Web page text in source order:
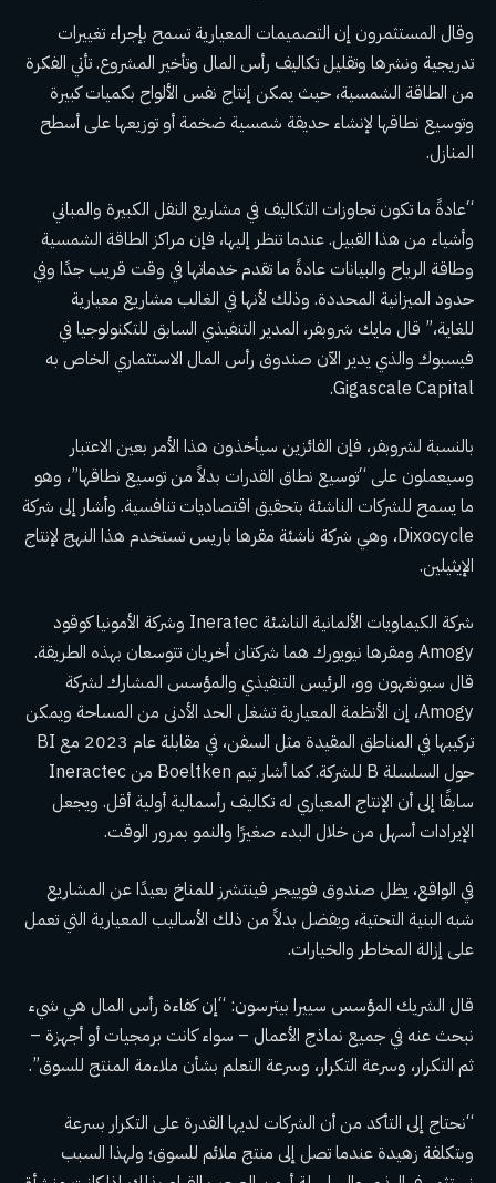
وقال المستثمرون إن التصميمات المعيارية تسمح بإجراء تغييرات
تدريجية ونشرها وتقليل تكاليف رأس المال وتأخير المشروع. تأتي الفكرة
من الطاقة الشمسية، حيث يمكن إنتاج نفس الألواح بكميات كبيرة
وتوسيع نطاقها لإنشاء حديقة شمسية ضخمة أو توزيعها على أسطح
المنازل.
“عادةً ما تكون تجاوزات التكاليف في مشاريع النقل الكبيرة والمباني
وأشياء من هذا القبيل. عندما تنظر إليها، فإن مراكز الطاقة الشمسية
وطاقة الرياح والبيانات عادةً ما تقدم خدماتها في وقت قريب جدًا وفي
حدود الميزانية المحددة. وذلك لأنها في الغالب مشاريع معيارية
للغاية،” قال مايك شروبفر، المدير التنفيذي السابق للتكنولوجيا في
فيسبوك والذي يدير الآن صندوق رأس المال الاستثماري الخاص به
Gigascale Capital.
بالنسبة لشروبفر، فإن الفائزين سيأخذون هذا الأمر بعين الاعتبار
وسيعملون على “توسيع نطاق القدرات بدلاً من توسيع نطاقها”، وهو
ما يسمح للشركات الناشئة بتحقيق اقتصاديات تنافسية. وأشار إلى شركة
Dixocycle، وهي شركة ناشئة مقرها باريس تستخدم هذا النهج لإنتاج
الإيثيلين.
شركة الكيماويات الألمانية الناشئة Ineratec وشركة الأمونيا كوقود
Amogy ومقرها نيويورك هما شركتان أخريان تتوسعان بهذه الطريقة.
قال سيونغهون وو، الرئيس التنفيذي والمؤسس المشارك لشركة
Amogy، إن الأنظمة المعيارية تشغل الحد الأدنى من المساحة ويمكن
تركيبها في المناطق المقيدة مثل السفن، في مقابلة عام 2023 مع BI
حول السلسلة B للشركة. كما أشار تيم Boeltken من Ineractec
سابقًا إلى أن الإنتاج المعياري له تكاليف رأسمالية أولية أقل. ويجعل
الإيرادات أسهل من خلال البدء صغيرًا والنمو بمرور الوقت.
في الواقع، يظل صندوق فوييجر فينتشرز للمناخ بعيدًا عن المشاريع
شبه البنية التحتية، ويفضل بدلاً من ذلك الأساليب المعيارية التي تعمل
على إزالة المخاطر والخيارات.
قال الشريك المؤسس سييرا بيترسون: “إن كفاءة رأس المال هي شيء
نبحث عنه في جميع نماذج الأعمال – سواء كانت برمجيات أو أجهزة –
ثم التكرار، وسرعة التكرار، وسرعة التعلم بشأن ملاءمة المنتج للسوق”.
“نحتاج إلى التأكد من أن الشركات لديها القدرة على التكرار بسرعة
وبتكلفة زهيدة عندما تصل إلى منتج ملائم للسوق؛ ولهذا السبب